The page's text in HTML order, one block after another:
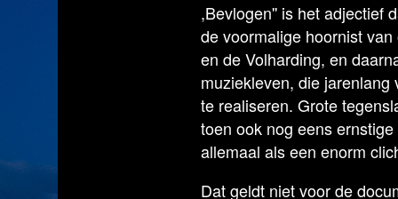
,Bevlogen'' is het adjectief
de voormalige hoornist
en de Volharding, en
muziekleven, die
te realiseren. Grote
toen ook nog eens
allemaal als een enorm
Dat geldt niet voor de